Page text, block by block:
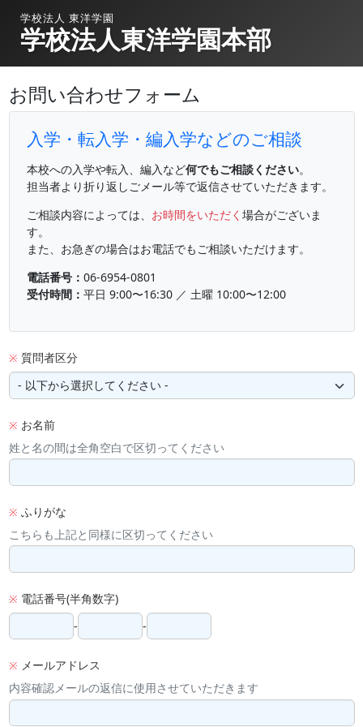
学校法人 東洋学園
学校法人東洋学園本部
お問い合わせフォーム
入学・転入学・編入学などのご相談
本校への入学や転入、編入など何でもご相談ください。
担当者より折り返しごメール等で返信させていただきます。
ご相談内容によっては、 お時間をいただく 場合がございま
す。
また、お急ぎの場合はお電話でもご相談いただけます。
電話番号： 06-6954-0801
受付時間： 平日 9:00〜16:30 ／ 土曜 10:00〜12:00
※ 質問者区分
※ お名前
姓と名の間は全角空白で区切ってください
※ ふりがな
こちらも上記と同様に区切ってください
※ 電話番号(半角数字)
-
-
※ メールアドレス
内容確認メールの返信に使用させていただきます